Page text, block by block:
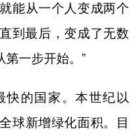
能从一个人变成两个
到最后，变成了无数
第一步开始。”
的国家。本世纪以
球新增绿化面积。目